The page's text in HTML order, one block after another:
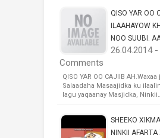
QISO YAR OO
ILAAHAYOW
NOO SUUBI.
26.04.2014 -
Comments
QISO YAR OO CAJIIB
Salaadaha Masaajidka ku
lagu yaqaanay Masjidka, Ninkii…
SHEEKO
NINKII AFARTA